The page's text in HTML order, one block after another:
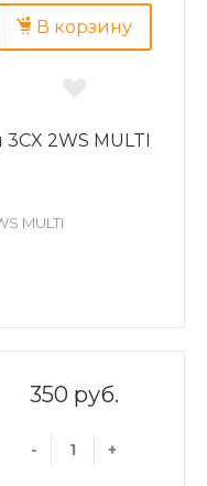
В корзину
2WS MULTI
MULTI
350 руб.
- +